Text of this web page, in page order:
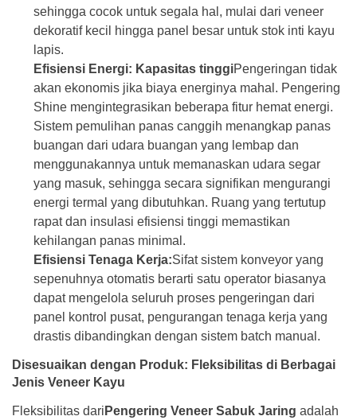
sehingga cocok untuk segala hal, mulai dari veneer
dekoratif kecil hingga panel besar untuk stok inti kayu
lapis.
Efisiensi Energi: Kapasitas tinggiPengeringan tidak
akan ekonomis jika biaya energinya mahal. Pengering
Shine mengintegrasikan beberapa fitur hemat energi.
Sistem pemulihan panas canggih menangkap panas
buangan dari udara buangan yang lembap dan
menggunakannya untuk memanaskan udara segar
yang masuk, sehingga secara signifikan mengurangi
energi termal yang dibutuhkan. Ruang yang tertutup
rapat dan insulasi efisiensi tinggi memastikan
kehilangan panas minimal.
Efisiensi Tenaga Kerja:Sifat sistem konveyor yang
sepenuhnya otomatis berarti satu operator biasanya
dapat mengelola seluruh proses pengeringan dari
panel kontrol pusat, pengurangan tenaga kerja yang
drastis dibandingkan dengan sistem batch manual.
Disesuaikan dengan Produk: Fleksibilitas di Berbagai
Jenis Veneer Kayu
Fleksibilitas dari Pengering Veneer Sabuk Jaring adalah